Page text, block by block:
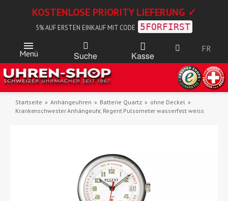
KOSTENLOSE PRIORITY LIEFERUNG ✓
5% AUF ERSTEN EINKAUF MIT CODE 5FORFIRST
Menü Suche Kasse
FR
Startseite Anhängeuhren Batterie Quartz
ohne Deckel
Krankenschwester Anhängeuhr, Regent Pulsometer wasserfest weiss